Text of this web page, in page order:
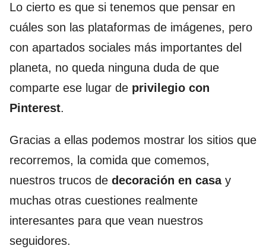
Lo cierto es que si tenemos que pensar en
cuáles son las plataformas de imágenes, pero
con apartados sociales más importantes del
planeta, no queda ninguna duda de que
comparte ese lugar de privilegio con
Pinterest.
Gracias a ellas podemos mostrar los sitios que
recorremos, la comida que comemos,
nuestros trucos de decoración en casay
muchas otras cuestiones realmente
interesantes para que vean nuestros
seguidores.